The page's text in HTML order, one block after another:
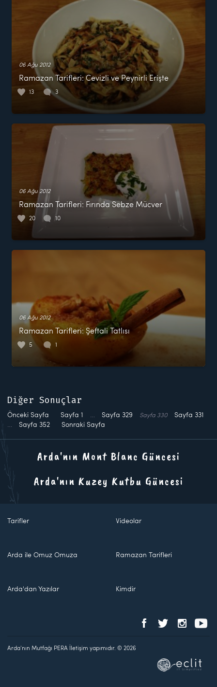
06 Ağu 2012
Ramazan Tarifleri: Cevizli ve Peynirli Erişte
13 3
06 Ağu 2012
Ramazan Tarifleri: Fırında Sebze Mücver
20 10
06 Ağu 2012
Ramazan Tarifleri: Şeftali Tatlısı
5 1
Diğer Sonuçlar
Önceki Sayfa Sayfa 1 … Sayfa 329 Sayfa 330 Sayfa 331
…
Sayfa 352 Sonraki Sayfa
Arda'nın Mont Blanc Güncesi
Arda'nın Kuzey Kutbu Güncesi
Tarifler Videolar
Arda ile Omuz Omuza Ramazan Tarifleri
Arda'dan Yazılar Kimdir
Arda'nın Mutfağı PERA İletişim yapımıdır. © 2026